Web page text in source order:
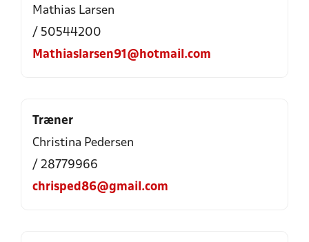
Mathias Larsen
/ 50544200
Mathiaslarsen91@hotmail.com
Træner
Christina Pedersen
/ 28779966
chrisped86@gmail.com